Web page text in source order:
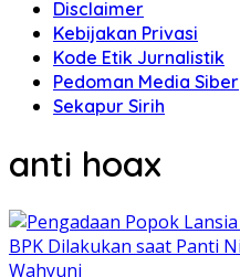
Disclaimer
Kebijakan Privasi
Kode Etik Jurnalistik
Pedoman Media Siber
Sekapur Sirih
anti hoax